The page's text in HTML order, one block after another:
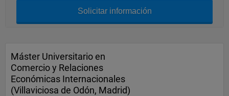
Solicitar información
Máster Universitario en
Comercio y Relaciones
Económicas Internacionales
(Villaviciosa de Odón, Madrid)